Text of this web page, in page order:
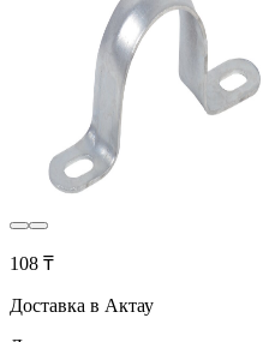
108 ₸
Доставка в Актау